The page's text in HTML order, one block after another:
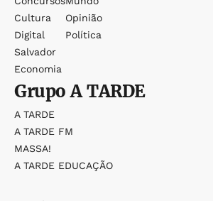
Cultura
Digital
Salvador
Economia
Opinião
Política
GrupoA TARDE
A TARDE
A TARDE FM
MASSA!
A TARDE EDUCAÇÃO